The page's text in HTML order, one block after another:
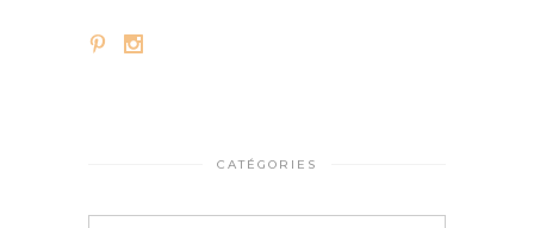
CATÉGORIES
Catégories